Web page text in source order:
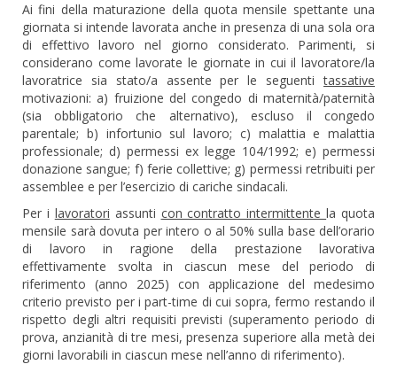
Ai fini della maturazione della quota mensile spettante una
giornata si intende lavorata anche in presenza di una sola ora
di effettivo lavoro nel giorno considerato. Parimenti, si
considerano come lavorate le giornate in cui il lavoratore/la
lavoratrice sia stato/a assente per le seguentitassative
motivazioni: a) fruizione del congedo di maternità/paternità
(sia obbligatorio che alternativo), escluso il congedo
parentale; b) infortunio sul lavoro; c) malattia e malattia
professionale; d) permessi ex legge 104/1992; e) permessi
donazione sangue; f) ferie collettive; g) permessi retribuiti per
assemblee e per l’esercizio di cariche sindacali.
Per i lavoratori assunti con contratto intermittentela quota
mensile sarà dovuta per intero o al 50% sulla base dell’orario
di lavoro in ragione della prestazione lavorativa
effettivamente svolta in ciascun mese del periodo di
riferimento (anno 2025) con applicazione del medesimo
criterio previsto per i part-time di cui sopra, fermo restando il
rispetto degli altri requisiti previsti (superamento periodo di
prova, anzianità di tre mesi, presenza superiore alla metà dei
giorni lavorabili in ciascun mese nell’anno di riferimento).